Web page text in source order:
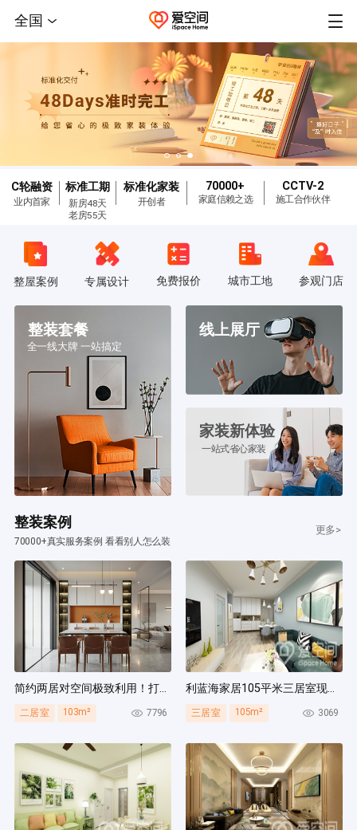
全国
C轮融资
业内首家
标准工期
新房48天
老房55天
标准化家装
开创者
70000+
家庭信赖之选
CCTV-2
施工合作伙伴
整屋案例 专属设计 免费报价 城市工地 参观门店
整装套餐
全一线大牌 一站搞定
线上展厅
家装新体验
一站式省心家装
整装案例
70000+真实服务案例 看看别人怎么装
更多>
简约两居对空间极致利用！打造多组通顶柜，整齐能装！
二居室 103m² 7796
利蓝海家居105平米三居室现代简约风装修案例
三居室 105m² 3069